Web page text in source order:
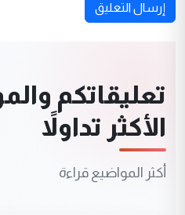
إرسال التعليق
تعليقاتكم
الأكثر تداولاً
أكثر المواضيع قراءة